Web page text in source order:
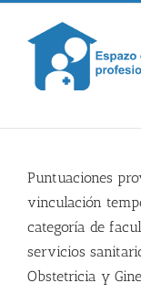
Skip
content
Puntuaciones
vinculación
categoría de
servicios
Obstetricia y